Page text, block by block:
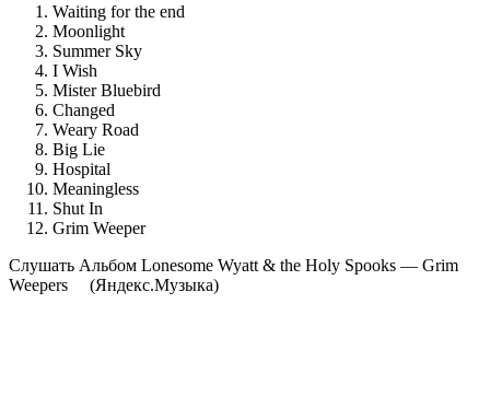
Waiting for the end
Moonlight
Summer Sky
I Wish
Mister Bluebird
Changed
Weary Road
Big Lie
Hospital
Meaningless
Shut In
Grim Weeper
Cлушать Альбом Lonesome Wyatt & the Holy Spooks — Grim
Weepers
(Яндекс.Музыка)